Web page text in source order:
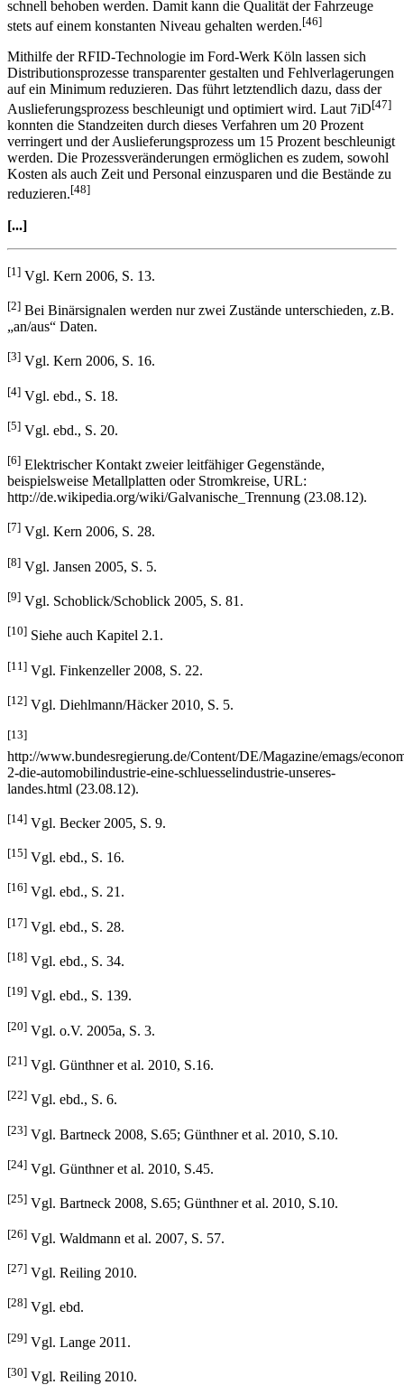
informationen der jeweiligen Fahrzeuge über deren Ort zur
Verfügung, können im Falle von Nachbesserungsarbeiten die Fehler
schnell behoben werden. Damit kann die Qualität der Fahrzeuge
stets auf einem konstanten Niveau gehalten werden. [46]
Mithilfe der RFID-Technologie im Ford-Werk Köln lassen sich
Distributionsprozesse transparenter gestalten und Fehlverlagerungen
auf ein Minimum reduzieren. Das führt letztendlich dazu, dass der
Auslieferungsprozess beschleunigt und optimiert wird. Laut 7iD[47]
konnten die Standzeiten durch dieses Verfahren um 20 Prozent
verringert und der Auslieferungsprozess um 15 Prozent beschleunigt
werden. Die Prozessveränderungen ermöglichen es zudem, sowohl
reduzieren.
[1] Vgl. Kern 2006, S. 13.
„an/aus“ Daten.
[3] Vgl. Kern 2006, S. 16.
[4] Vgl. ebd., S. 18.
[5] Vgl. ebd., S. 20.
[6]Elektrischer Kontakt zweier leitfähiger Gegenstände,
http://de.wikipedia.org/wiki/Galvanische_Trennung (23.08.12).
[7] Vgl. Kern 2006, S. 28.
[8] Vgl. Jansen 2005, S. 5.
[9]Vgl. Schoblick/Schoblick 2005, S. 81.
[10] Siehe auch Kapitel 2.1.
[11] Vgl. Finkenzeller 2008, S. 22.
[12]
[13]
http://www.bundesregierung.de/Content/DE/Magazine/emags/
landes.html (23.08.12).
[14] Vgl. Becker 2005, S. 9.
[15] Vgl. ebd., S. 16.
[16] Vgl. ebd., S. 21.
[17] Vgl. ebd., S. 28.
[18] Vgl. ebd., S. 34.
[19] Vgl. ebd., S. 139.
[20] Vgl. o.V. 2005a, S. 3.
[21] Vgl. Günthner et al. 2010, S.16.
[22] Vgl. ebd., S. 6.
[23] Vgl. Bartneck 2008, S.65; Günthner et al. 2010, S.10.
[24] Vgl. Günthner et al. 2010, S.45.
[25] Vgl. Bartneck 2008, S.65; Günthner et al. 2010, S.10.
[26] Vgl. Waldmann et al. 2007, S. 57.
[27] Vgl. Reiling 2010.
[28] Vgl. ebd.
[29] Vgl. Lange 2011.